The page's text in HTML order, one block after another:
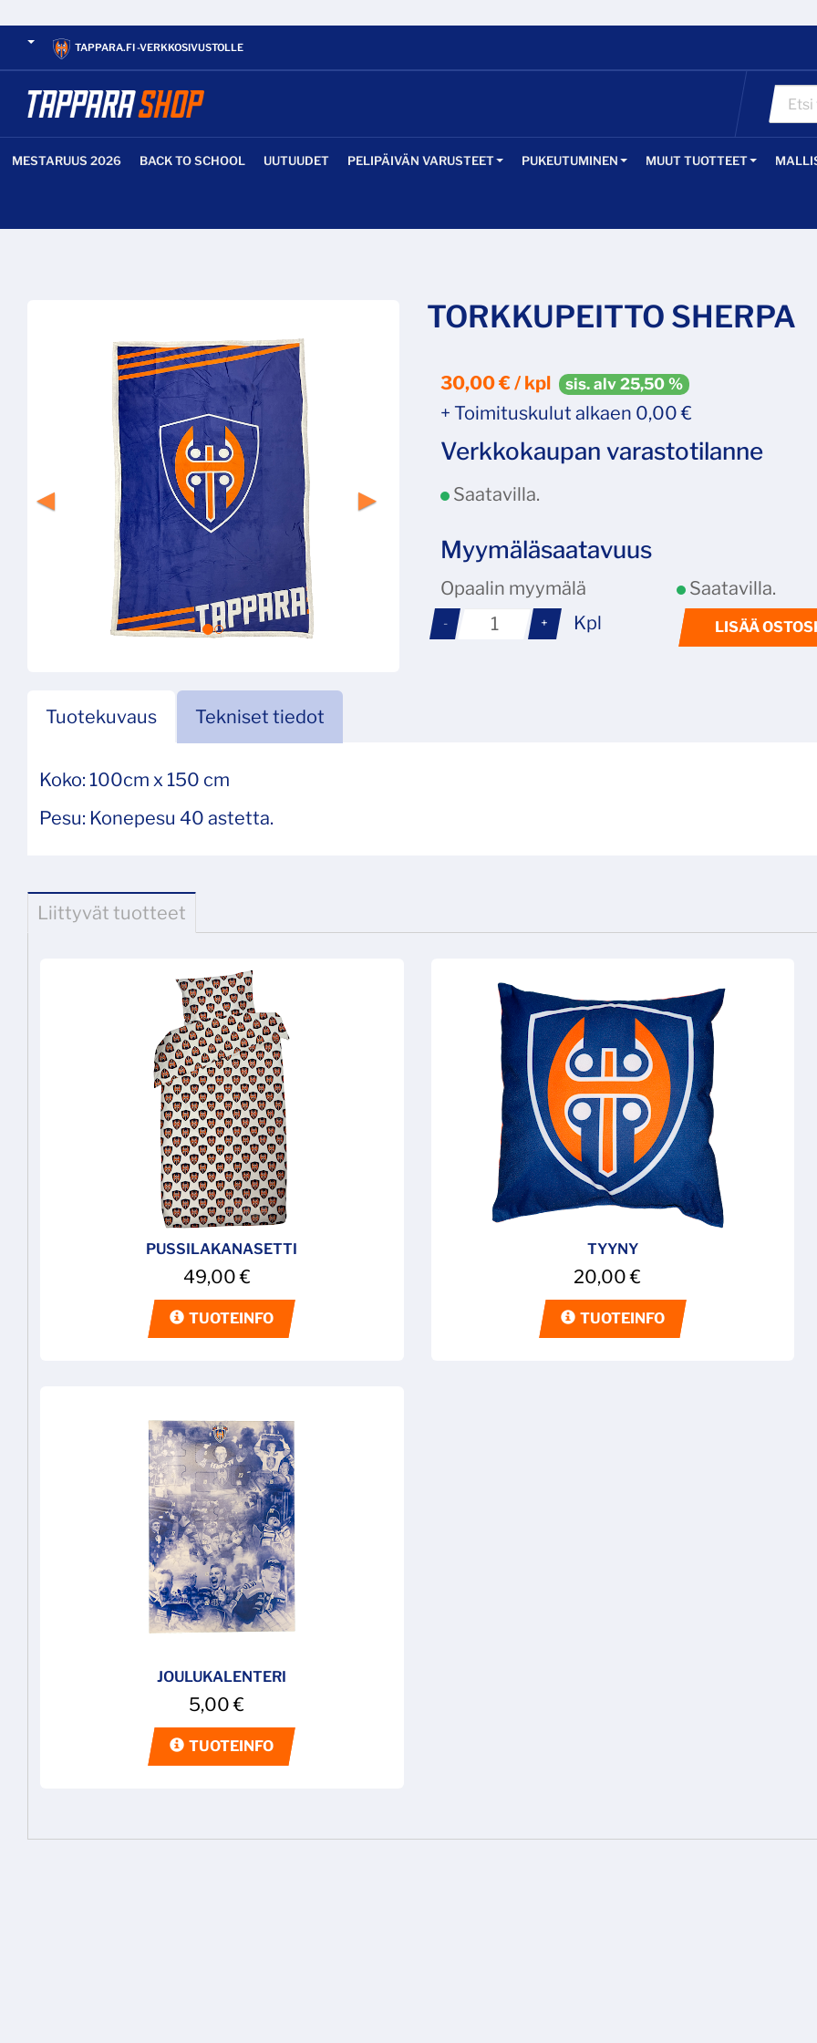
TAPPARA.FI -VERKKOSIVUSTOLLE
MESTARUUS 2026 BACK TO SCHOOL UUTUUDET PELIPÄIVÄN VARUSTEET PUKEUTUMINEN MUUT TUOTTEET
TORKKUPEITTO SHERPA
30,00 € / kpl sis. alv 25,50 %
+ Toimituskulut alkaen 0,00 €
Verkkokaupan varastotilanne
Saatavilla.
Myymäläsaatavuus
Opaalin myymälä Saatavilla.
- + Kpl LISÄÄ
Tuotekuvaus Tekniset tiedot
Koko: 100cm x 150 cm
Pesu: Konepesu 40 astetta.
Liittyvät tuotteet
PUSSILAKANASETTI
49,00€
TUOTEINFO
TYYNY
20,00€
TUOTEINFO
JOULUKALENTERI
5,00€
TUOTEINFO